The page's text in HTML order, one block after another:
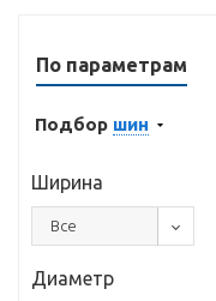
По параметрам
Подбор шин
Ширина
Все
Диаметр